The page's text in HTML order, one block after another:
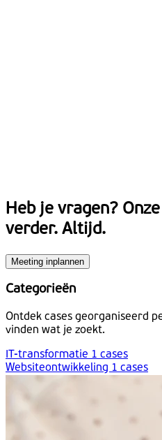
Heb je vragen?
verder. Altijd.
Meeting inplannen
Categorieën
Ontdek cases georganiseerd
vinden wat je zoekt.
IT-transformatie 1 cases
Websiteontwikkeling 1 cases